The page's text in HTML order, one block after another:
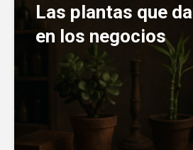
Las plantas que
en los negocios